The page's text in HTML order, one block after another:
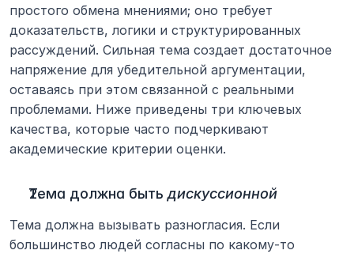
простого обмена мнениями; оно требует
доказательств, логики и структурированных
рассуждений. Сильная тема создает достаточное
напряжение для убедительной аргументации,
оставаясь при этом связанной с реальными
проблемами. Ниже приведены три ключевых
качества, которые часто подчеркивают
академические критерии оценки.
Тема должна быть дискуссионной
Тема должна вызывать разногласия. Если
большинство людей согласны по какому-то